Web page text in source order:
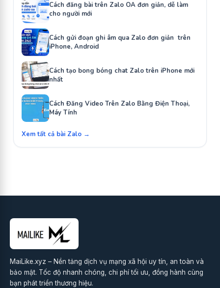
Cách đăng bài trên Zalo OA đơn giản, dễ làm
cho người mới
Cách gửi đoạn ghi âm qua Zalo đơn giản trên
iPhone, Android
Cách tạo bong bóng chat Zalo trên iPhone mới
nhất
Cách Đăng Video Trên Zalo Bằng Điện Thoại,
Máy Tính
Xem tất cả bài Zalo →
MaiLike.xyz – Nền tảng dịch vụ mạng xã hội uy tín, an toàn và
bảo mật. Tốc độ nhanh chóng, chi phí tối ưu, đồng hành cùng
bạn phát triển thương hiệu.